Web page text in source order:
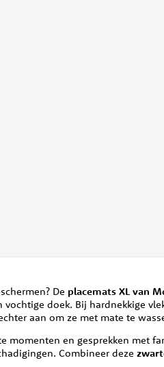
De placemats XL van
doek. Bij hardnekkige
aan om ze met mate te
momenten en gesprekken met
Combineer deze